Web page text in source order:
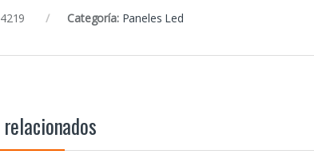
Categoría: Paneles Led